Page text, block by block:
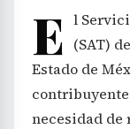
E l
(SAT)
Estado de
necesidad